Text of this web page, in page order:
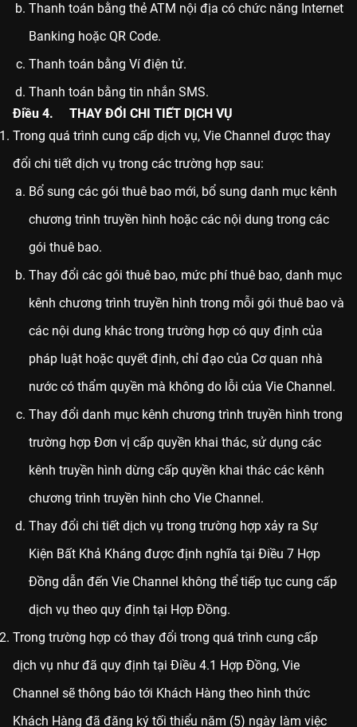
Thanh toán bằng thẻ ATM nội địa có chức năng Internet
Banking hoặc QR Code.
Thanh toán bằng Ví điện tử.
Thanh toán bằng tin nhắn SMS.
Điều 4. THAY ĐỔI CHI TIẾT DỊCH VỤ
Trong quá trình cung cấp dịch vụ, Vie Channel được thay
đổi chi tiết dịch vụ trong các trường hợp sau:
Bổ sung các gói thuê bao mới, bổ sung danh mục kênh
chương trình truyền hình hoặc các nội dung trong các
gói thuê bao.
Thay đổi các gói thuê bao, mức phí thuê bao, danh mục
kênh chương trình truyền hình trong mỗi gói thuê bao và
các nội dung khác trong trường hợp có quy định của
pháp luật hoặc quyết định, chỉ đạo của Cơ quan nhà
nước có thẩm quyền mà không do lỗi của Vie Channel.
Thay đổi danh mục kênh chương trình truyền hình trong
trường hợp Đơn vị cấp quyền khai thác, sử dụng các
kênh truyền hình dừng cấp quyền khai thác các kênh
chương trình truyền hình cho Vie Channel.
Thay đổi chi tiết dịch vụ trong trường hợp xảy ra Sự
Kiện Bất Khả Kháng được định nghĩa tại Điều 7 Hợp
Đồng dẫn đến Vie Channel không thể tiếp tục cung cấp
dịch vụ theo quy định tại Hợp Đồng.
Trong trường hợp có thay đổi trong quá trình cung cấp
dịch vụ như đã quy định tại Điều 4.1 Hợp Đồng, Vie
Channel sẽ thông báo tới Khách Hàng theo hình thức
Khách Hàng đã đăng ký tối thiểu năm (5) ngày làm việc